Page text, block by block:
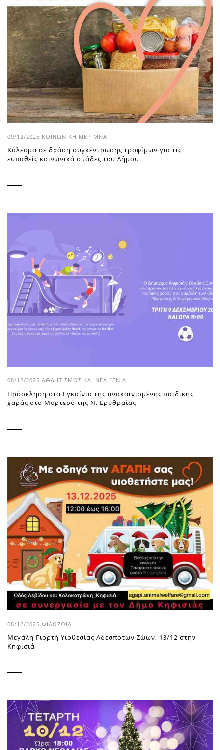
09/12/2025 ΚΟΙΝΩΝΙΚΉ ΜΈΡΙΜΝΑ
Κάλεσμα σε δράση συγκέντρωσης τροφίμων για τις
ευπαθείς κοινωνικά ομάδες του Δήμου
08/12/2025 ΑΘΛΗΤΙΣΜΌΣ ΚΑΙ ΝΈΑ ΓΕΝΙΆ
Πρόσκληση στα Εγκαίνια της ανακαινισμένης παιδικής
χαράς στο Μορτερό της Ν. Ερυθραίας
08/12/2025 ΦΙΛΟΖΩΪ́Α
Μεγάλη Γιορτή Υιοθεσίας Αδέσποτων Ζώων, 13/12 στην
Κηφισιά